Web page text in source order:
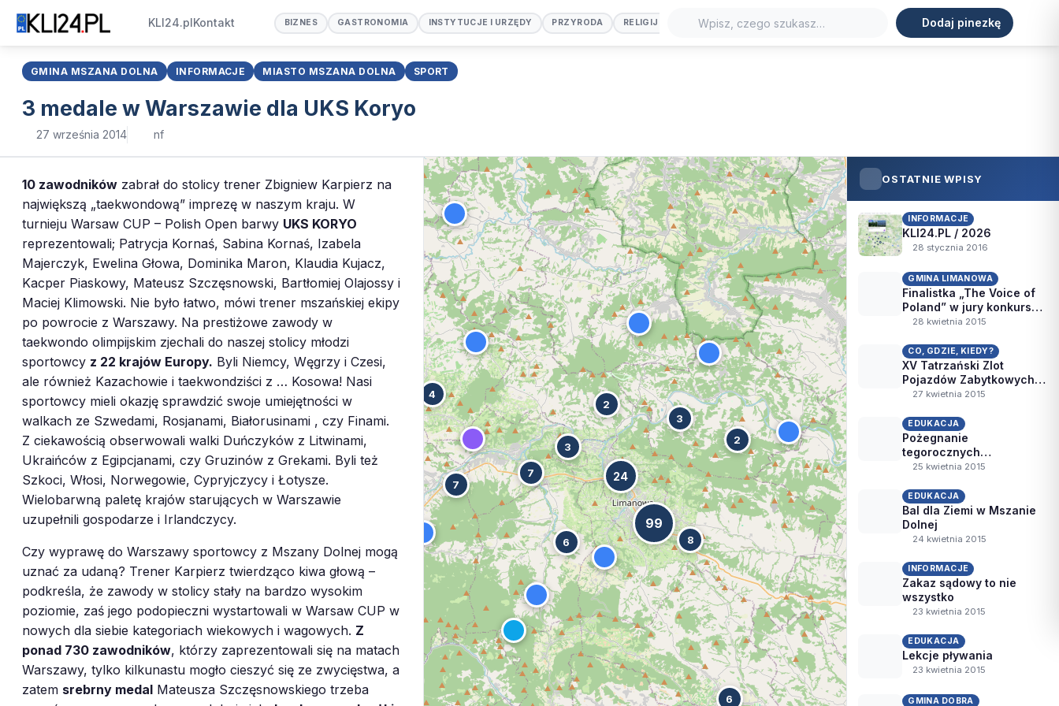
KLI24.plKontakt BIZNES GASTRONOMIA INSTYTUCJE I URZĘDY PRZYRODA RELIGIJNE SPORT TURYSTYKA ZABYTKI
Szukaj
Dodaj pinezkę
GMINA MSZANA DOLNA INFORMACJE MIASTO MSZANA DOLNA SPORT
3 medale w Warszawie dla UKS Koryo
27 września 2014 nf
10 zawodników zabrał do stolicy trener Zbigniew Karpierz na
największą „taekwondową” imprezę w naszym kraju. W
turnieju Warsaw CUP – Polish Open barwy UKS KORYO
reprezentowali; Patrycja Kornaś, Sabina Kornaś, Izabela
Majerczyk, Ewelina Głowa, Dominika Maron, Klaudia Kujacz,
Kacper Piaskowy, Mateusz Szczęsnowski, Bartłomiej Olajossy i
Maciej Klimowski. Nie było łatwo, mówi trener mszańskiej ekipy
po powrocie z Warszawy. Na prestiżowe zawody w
taekwondo olimpijskim zjechali do naszej stolicy młodzi
sportowcy z 22 krajów Europy. Byli Niemcy, Węgrzy i Czesi,
ale również Kazachowie i taekwondziści z … Kosowa! Nasi
sportowcy mieli okazję sprawdzić swoje umiejętności w
walkach ze Szwedami, Rosjanami, Białorusinami , czy Finami.
Z ciekawością obserwowali walki Duńczyków z Litwinami,
Ukraińców z Egipcjanami, czy Gruzinów z Grekami. Byli też
Szkoci, Włosi, Norwegowie, Cypryjczycy i Łotysze.
Wielobarwną paletę krajów starujących w Warszawie
uzupełnili gospodarze i Irlandczycy.
Czy wyprawę do Warszawy sportowcy z Mszany Dolnej mogą
uznać za udaną? Trener Karpierz twierdząco kiwa głową –
podkreśla, że zawody w stolicy stały na bardzo wysokim
poziomie, zaś jego podopieczni wystartowali w Warsaw CUP w
nowych dla siebie kategoriach wiekowych i wagowych. Z
ponad 730 zawodników, którzy zaprezentowali się na matach
Warszawy, tylko kilkunastu mogło cieszyć się ze zwycięstwa, a
zatem srebrny medal Mateusza Szczęsnowskiego trzeba
6
7
7
2
3
5
16
4
2
6 8
3
24
99
OSTATNIE WPISY
INFORMACJE
KLI24.PL / 2026
28 stycznia 2016
GMINA LIMANOWA
Finalistka „The Voice of
Poland” w jury konkursu
„MaGa”
28 kwietnia 2015
CO, GDZIE, KIEDY?
XV Tatrzański Zlot
Pojazdów Zabytkowych w
Mszanie Dolnej
27 kwietnia 2015
EDUKACJA
Pożegnanie
tegorocznych
maturzystów
25 kwietnia 2015
EDUKACJA
Bal dla Ziemi w Mszanie
Dolnej
24 kwietnia 2015
INFORMACJE
Zakaz sądowy to nie
wszystko
23 kwietnia 2015
EDUKACJA
Lekcje pływania
23 kwietnia 2015
GMINA DOBRA